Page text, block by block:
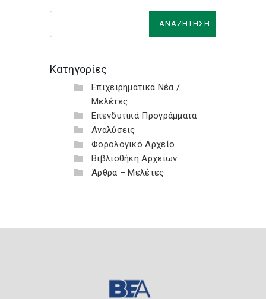
Κατηγορίες
Επιχειρηματικά Νέα /
Μελέτες
Επενδυτικά Προγράμματα
Αναλύσεις
Φορολογικό Αρχείο
Βιβλιοθήκη Αρχείων
Άρθρα – Μελέτες